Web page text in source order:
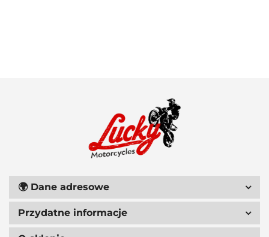
🌍 Dane adresowe
Przydatne informacje